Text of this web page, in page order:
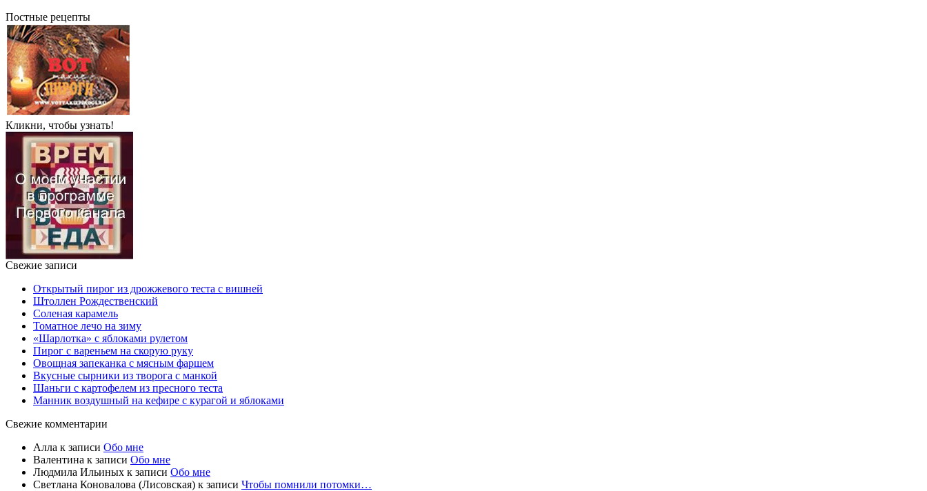
Постные рецепты
Кликни, чтобы узнать!
Свежие записи
Открытый пирог из дрожжевого теста с вишней
Штоллен Рождественский
Соленая карамель
Томатное лечо на зиму
«Шарлотка» с яблоками рулетом
Пирог с вареньем на скорую руку
Овощная запеканка с мясным фаршем
Вкусные сырники из творога с манкой
Шаньги с картофелем из пресного теста
Манник воздушный на кефире с курагой и яблоками
Свежие комментарии
Алла к записи Обо мне
Валентина к записи Обо мне
Людмила Ильиных к записи Обо мне
Светлана Коновалова (Лисовская) к записи Чтобы помнили потомки…